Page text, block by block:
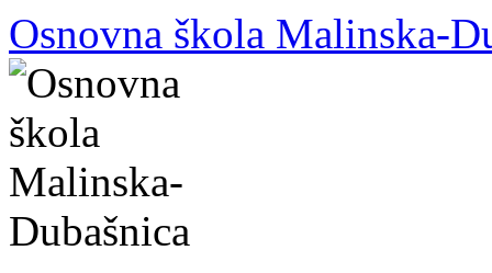
Skoči
do
sadržaja
Osnovna škola Malinska-